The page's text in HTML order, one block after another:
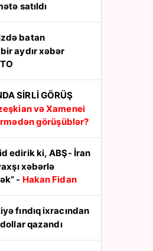
satıldı
aydır xəbər
və Xamenei
görüşüblər?
xəbərlə
- Hakan Fidan
qazandı